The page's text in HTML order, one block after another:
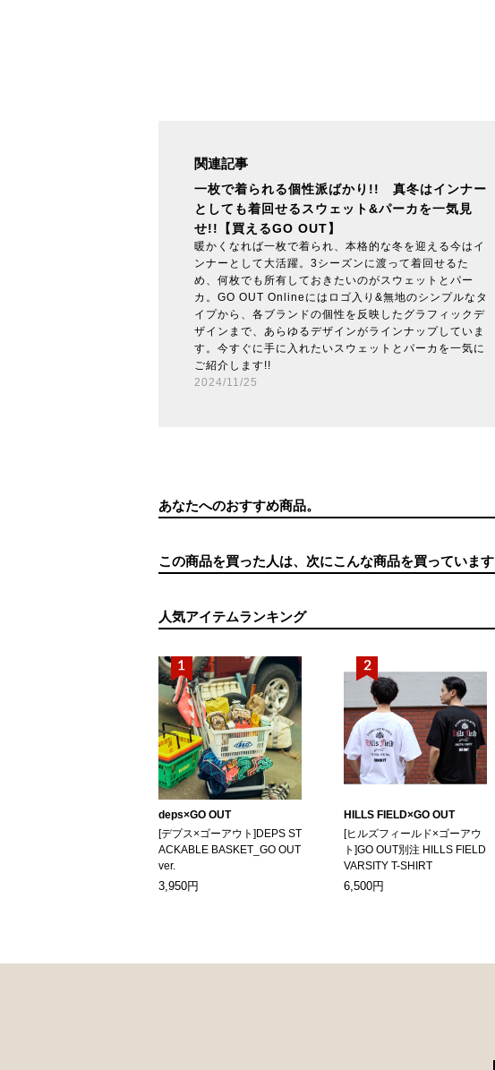
関連記事
一枚で着られる個性派ばかり!! 真冬はインナー
としても着回せるスウェット&パーカを一気見
せ!!【買えるGO OUT】
暖かくなれば一枚で着られ、本格的な冬を迎える今はイ
ンナーとして大活躍。3シーズンに渡って着回せるた
め、何枚でも所有しておきたいのがスウェットとパー
カ。GO OUT Onlineにはロゴ入り&無地のシンプルなタ
イプから、各ブランドの個性を反映したグラフィックデ
ザインまで、あらゆるデザインがラインナップしていま
す。今すぐに手に入れたいスウェットとパーカを一気に
ご紹介します!!
2024/11/25
あなたへのおすすめ商品。
この商品を買った人は、次にこんな商品を買っています
人気アイテムランキング
deps×GO OUT
[デプス×ゴーアウト]DEPS ST
ACKABLE BASKET_GO OUT
ver.
3,950円
HILLS FIELD×GO OUT
[ヒルズフィールド×ゴーアウ
ト]GO OUT別注 HILLS FIELD
VARSITY T-SHIRT
6,500円